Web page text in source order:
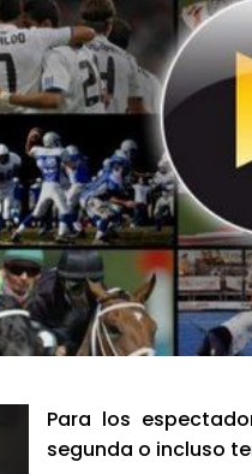
Para los
segun­da o inclu­so